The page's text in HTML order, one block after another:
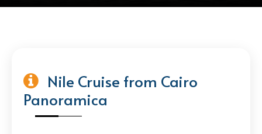
Nile Cruise from Cairo
Panoramica